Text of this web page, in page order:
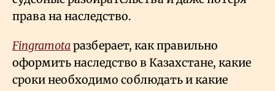
права на наследство.
Fingramotaразберает, как правильно
оформить наследство в Казахстане, какие
сроки необходимо соблюдать и какие